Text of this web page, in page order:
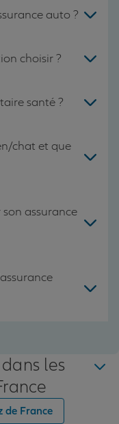
auto ?
choisir ?
santé ?
chat et que
assurance
les
de France